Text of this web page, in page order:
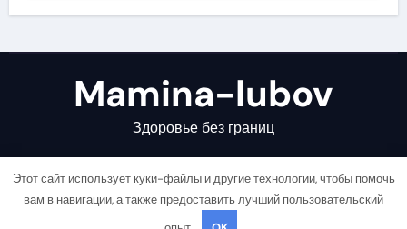
Mamina-lubov
Здоровье без границ
Этот сайт использует куки-файлы и другие технологии, чтобы помочь
вам в навигации, а также предоставить лучший пользовательский